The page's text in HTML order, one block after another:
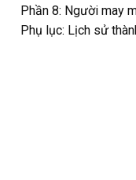
Phần 8: Người may
Phụ lục: Lịch sử